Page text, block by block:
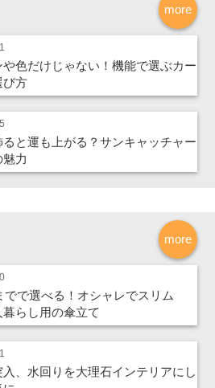
more
や色だけじゃない！機能で選ぶカー
び方
ると運も上がる？サンキャッチャー
力
more
でで選べる！オシャレでスリム
暮らし用の傘立て
、水回りを大理石インテリアにし